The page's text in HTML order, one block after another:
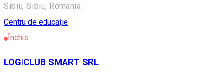
Sibiu, Sibiu, Romania
Centru de educație
Închis
LOGICLUB SMART SRL